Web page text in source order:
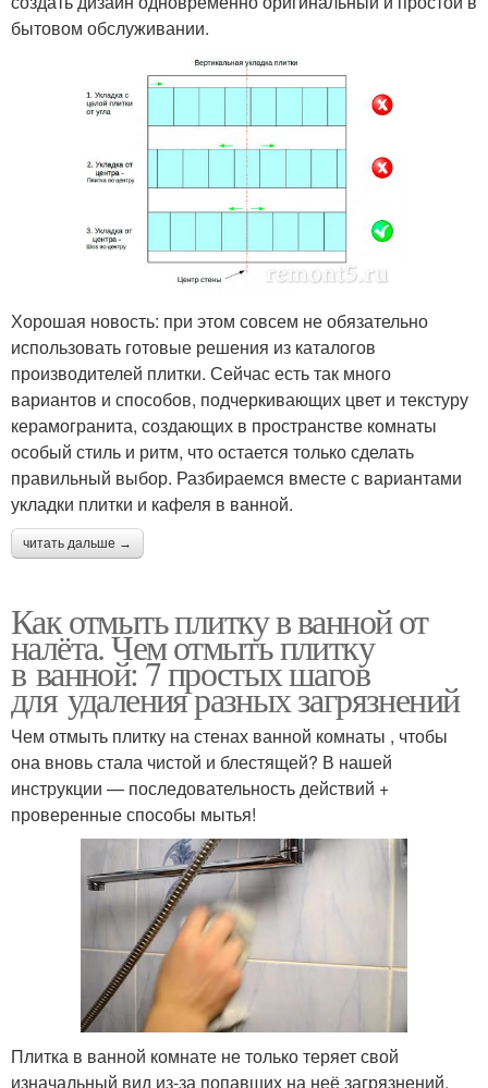
бытовом обслуживании.
Хорошая новость: при этом совсем не обязательно
использовать готовые решения из каталогов
производителей плитки. Сейчас есть так много
вариантов и способов, подчеркивающих цвет и текстуру
керамогранита, создающих в пространстве комнаты
особый стиль и ритм, что остается только сделать
правильный выбор. Разбираемся вместе с вариантами
укладки плитки и кафеля в ванной.
читать дальше →
Как отмыть плитку в ванной от
налёта. Чем отмыть плитку
в ванной: 7 простых шагов
для удаления разных загрязнений
Чем отмыть плитку на стенах ванной комнаты , чтобы
она вновь стала чистой и блестящей? В нашей
инструкции — последовательность действий +
проверенные способы мытья!
Плитка в ванной комнате не только теряет свой
изначальный вид из-за попавших на неё загрязнений,